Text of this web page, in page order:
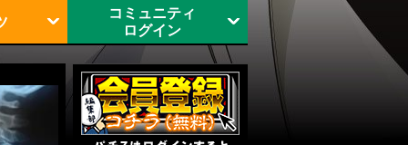
コミュニティ
ログイン